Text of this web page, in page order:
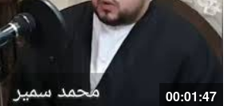
00:01:47